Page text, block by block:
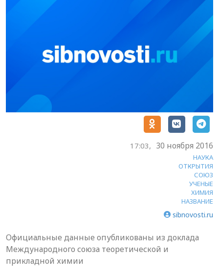
17:03, 30 ноября 2016
НАУКА
ОТКРЫТИЯ
СОЮЗ
УЧЕНЫЕ
ХИМИЯ
НАЗВАНИЕ
sibnovosti.ru
Официальные данные опубликованы из доклада
Международного союза теоретической и
прикладной химии